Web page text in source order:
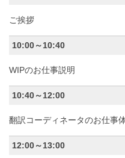
ご挨拶
10:00～10:40
WIPのお仕事説明
10:40～12:00
翻訳コーディネータのお仕事
12:00～13:00